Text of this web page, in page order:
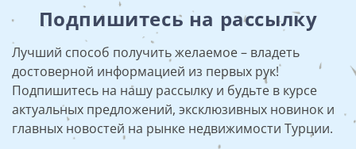
Подпишитесь на рассылку
Лучший способ получить желаемое – владеть
достоверной информацией из первых рук!
Подпишитесь на нашу рассылку и будьте в курсе
актуальных предложений, эксклюзивных новинок и
главных новостей на рынке недвижимости Турции.